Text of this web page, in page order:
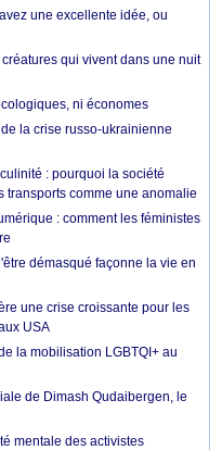
une excellente idée, ou
qui vivent dans une nuit
ni économes
la crise russo-ukrainienne
: pourquoi la société
transports comme une anomalie
: comment les féministes
démasqué façonne la vie en
une crise croissante pour les
USA
la mobilisation LGBTQI+ au
de Dimash Qudaibergen, le
mentale des activistes